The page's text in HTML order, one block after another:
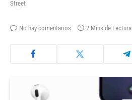
No hay comentarios 2 Mins de Lectura